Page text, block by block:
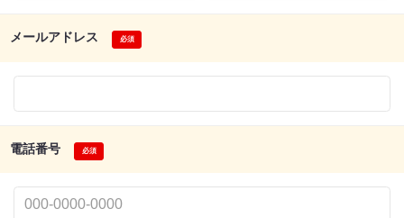
メールアドレス
電話番号